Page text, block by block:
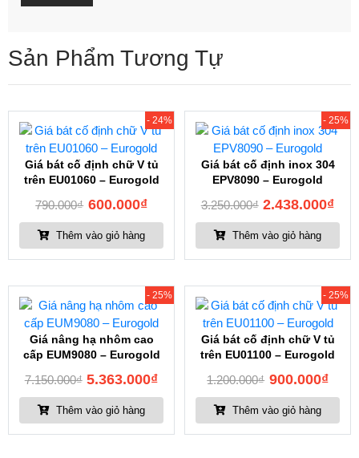
Sản Phẩm Tương Tự
- 24%
Giá bát cố định chữ V tủ
trên EU01060 – Eurogold
790.000₫ 600.000₫
Thêm vào giỏ hàng
- 25%
Giá bát cố định inox 304
EPV8090 – Eurogold
3.250.000₫ 2.438.000₫
Thêm vào giỏ hàng
- 25%
Giá nâng hạ nhôm cao
cấp EUM9080 – Eurogold
7.150.000₫ 5.363.000₫
Thêm vào giỏ hàng
- 25%
Giá bát cố định chữ V tủ
trên EU01100 – Eurogold
1.200.000₫ 900.000₫
Thêm vào giỏ hàng